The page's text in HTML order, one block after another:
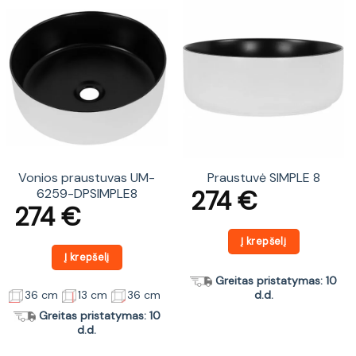
Vonios praustuvas UM-
6259-DPSIMPLE8
274€
Į krepšelį
36 cm 13 cm
36 cm
Greitas pristatymas: 10
d.d.
Praustuvė SIMPLE 8
274€
Į krepšelį
Greitas pristatymas: 10
d.d.